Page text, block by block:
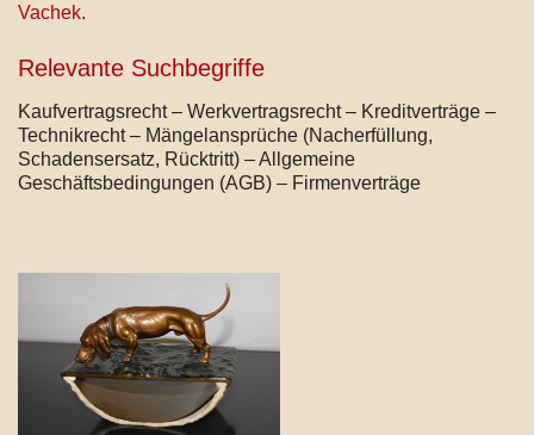
Vachek.
Relevante Suchbegriffe
Kaufvertragsrecht – Werkvertragsrecht – Kreditverträge –
Technikrecht – Mängelansprüche (Nacherfüllung,
Schadensersatz, Rücktritt) – Allgemeine
Geschäftsbedingungen (AGB) – Firmenverträge